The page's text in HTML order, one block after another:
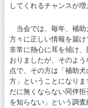
してくれるチャンスが
当会では、毎年、補助
方々に正しい情報を届け
非常に熱心に耳を傾け
おりましたが、そのよ
点で、その方は「補助
方」ということになり
だに無くならない同伴
を知らない」という調